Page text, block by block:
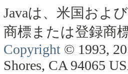
Javaは、米国およ
商標または登録商
Copyright © 1993,
Shores, CA 94065